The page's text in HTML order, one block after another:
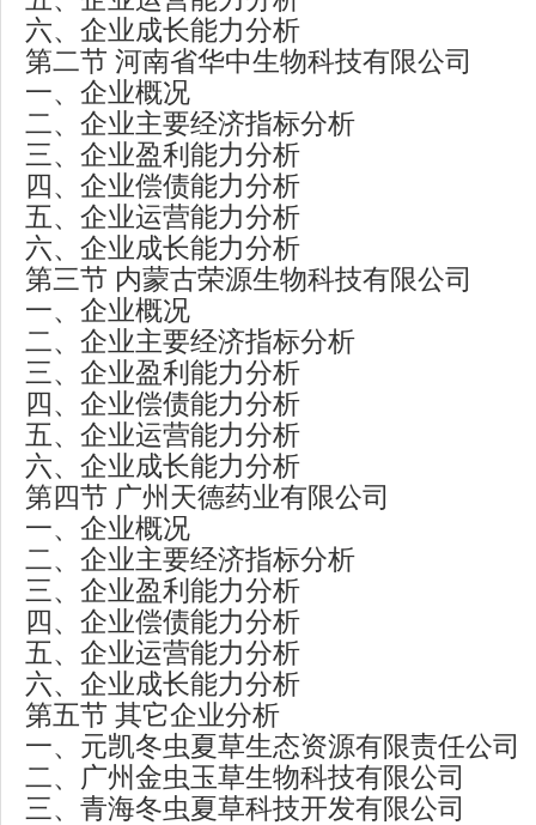
六、企业成长能力分析
第二节 河南省华中生物科技有限公司
一、企业概况
二、企业主要经济指标分析
三、企业盈利能力分析
四、企业偿债能力分析
五、企业运营能力分析
六、企业成长能力分析
第三节 内蒙古荣源生物科技有限公司
一、企业概况
二、企业主要经济指标分析
三、企业盈利能力分析
四、企业偿债能力分析
五、企业运营能力分析
六、企业成长能力分析
第四节 广州天德药业有限公司
一、企业概况
二、企业主要经济指标分析
三、企业盈利能力分析
四、企业偿债能力分析
五、企业运营能力分析
六、企业成长能力分析
第五节 其它企业分析
一、元凯冬虫夏草生态资源有限责任公司
二、广州金虫玉草生物科技有限公司
三、青海冬虫夏草科技开发有限公司